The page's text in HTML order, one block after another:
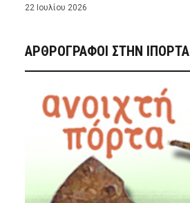
22 Ιουλίου 2026
ΑΡΘΡΟΓΡΑΦΟΙ ΣΤΗΝ IΠΟΡΤΑ